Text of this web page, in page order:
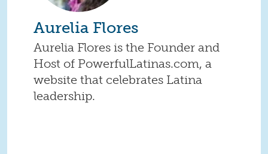
Aurelia Flores
Aurelia Flores is the Founder and
Host of PowerfulLatinas.com, a
website that celebrates Latina
leadership.